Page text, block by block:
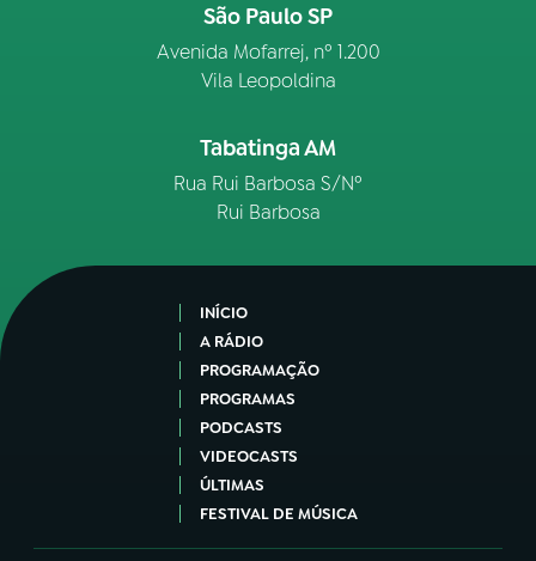
São Paulo SP
Avenida Mofarrej, nº 1.200
Vila Leopoldina
Tabatinga AM
Rua Rui Barbosa S/Nº
Rui Barbosa
INÍCIO
A RÁDIO
PROGRAMAÇÃO
PROGRAMAS
PODCASTS
VIDEOCASTS
ÚLTIMAS
FESTIVAL DE MÚSICA